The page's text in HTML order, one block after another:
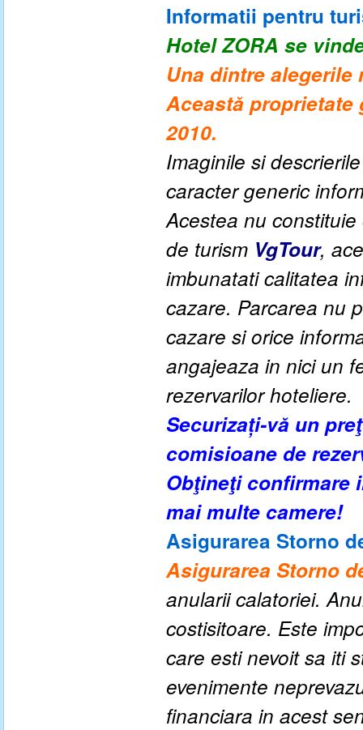
Informatii pentru
Hotel ZORA se
Una dintre
Această proprietate
2010.
Imaginile si
caracter generic
Acestea nu
de turism VgTour,
imbunatati calitatea
cazare. Parcarea nu
cazare si orice
angajeaza in nici un
rezervarilor hoteliere.
Securizați-vă un
comisioane de
Obţineţi confirmare
mai multe camere!
Asigurarea Storno
Asigurarea Storno
anularii calatoriei.
costisitoare. Este
care esti nevoit sa iti
evenimente
financiara in acest